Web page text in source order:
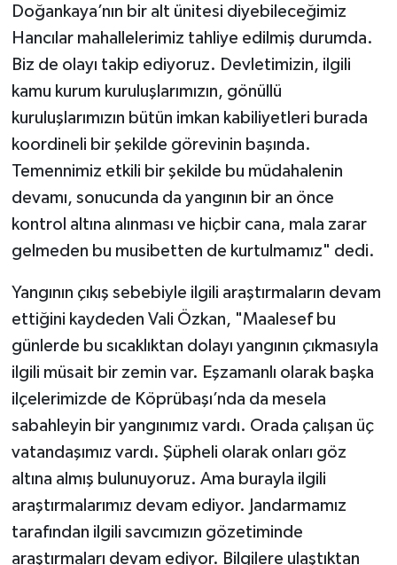
Doğankaya’nın bir alt ünitesi diyebileceğimiz
Hancılar mahallelerimiz tahliye edilmiş durumda.
Biz de olayı takip ediyoruz. Devletimizin, ilgili
kamu kurum kuruluşlarımızın, gönüllü
kuruluşlarımızın bütün imkan kabiliyetleri burada
koordineli bir şekilde görevinin başında.
Temennimiz etkili bir şekilde bu müdahalenin
devamı, sonucunda da yangının bir an önce
kontrol altına alınması ve hiçbir cana, mala zarar
gelmeden bu musibetten de kurtulmamız" dedi.
Yangının çıkış sebebiyle ilgili araştırmaların devam
ettiğini kaydeden Vali Özkan, "Maalesef bu
günlerde bu sıcaklıktan dolayı yangının çıkmasıyla
ilgili müsait bir zemin var. Eşzamanlı olarak başka
ilçelerimizde de Köprübaşı’nda da mesela
sabahleyin bir yangınımız vardı. Orada çalışan üç
vatandaşımız vardı. Şüpheli olarak onları göz
altına almış bulunuyoruz. Ama burayla ilgili
araştırmalarımız devam ediyor. Jandarmamız
tarafından ilgili savcımızın gözetiminde
araştırmaları devam ediyor. Bilgilere ulaştıktan